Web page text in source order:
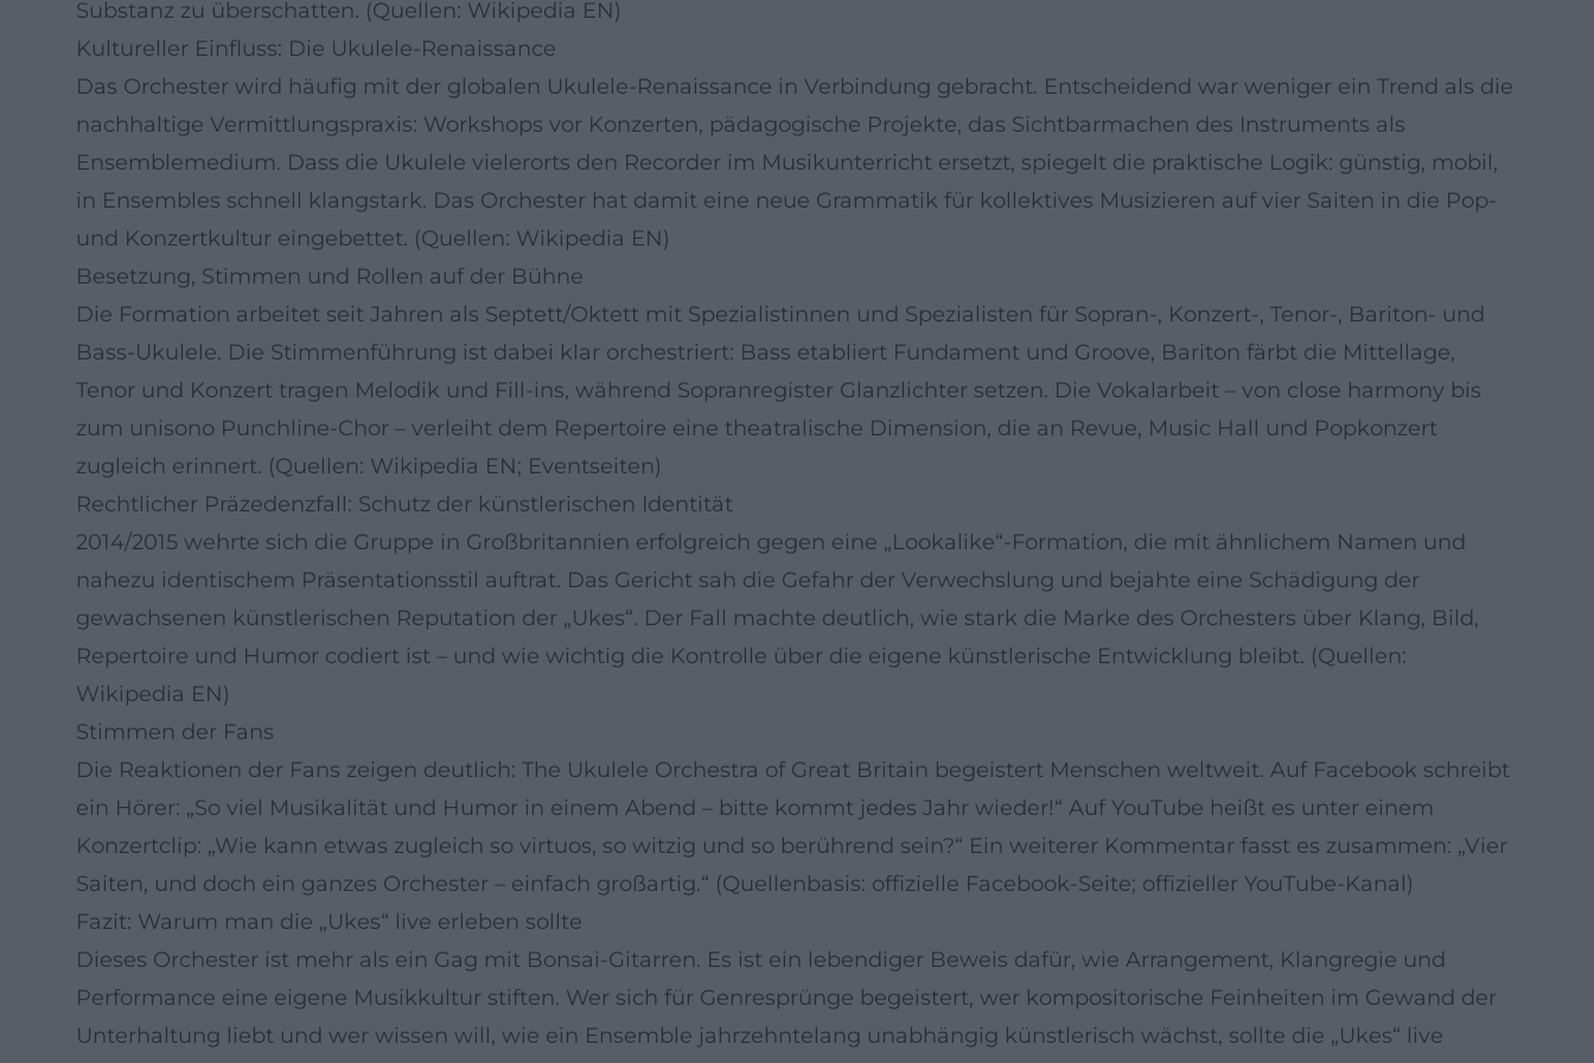
Substanz zu überschatten. (Quellen: Wikipedia EN)
Kultureller Einfluss: Die Ukulele-Renaissance
Das Orchester wird häufig mit der globalen Ukulele-Renaissance in Verbindung gebracht. Entscheidend war weniger ein Trend als die
nachhaltige Vermittlungspraxis: Workshops vor Konzerten, pädagogische Projekte, das Sichtbarmachen des Instruments als
Ensemblemedium. Dass die Ukulele vielerorts den Recorder im Musikunterricht ersetzt, spiegelt die praktische Logik: günstig, mobil,
in Ensembles schnell klangstark. Das Orchester hat damit eine neue Grammatik für kollektives Musizieren auf vier Saiten in die Pop-
und Konzertkultur eingebettet. (Quellen: Wikipedia EN)
Besetzung, Stimmen und Rollen auf der Bühne
Die Formation arbeitet seit Jahren als Septett/Oktett mit Spezialistinnen und Spezialisten für Sopran-, Konzert-, Tenor-, Bariton- und
Bass-Ukulele. Die Stimmenführung ist dabei klar orchestriert: Bass etabliert Fundament und Groove, Bariton färbt die Mittellage,
Tenor und Konzert tragen Melodik und Fill-ins, während Sopranregister Glanzlichter setzen. Die Vokalarbeit – von close harmony bis
zum unisono Punchline-Chor – verleiht dem Repertoire eine theatralische Dimension, die an Revue, Music Hall und Popkonzert
zugleich erinnert. (Quellen: Wikipedia EN; Eventseiten)
Rechtlicher Präzedenzfall: Schutz der künstlerischen Identität
2014/2015 wehrte sich die Gruppe in Großbritannien erfolgreich gegen eine „Lookalike“-Formation, die mit ähnlichem Namen und
nahezu identischem Präsentationsstil auftrat. Das Gericht sah die Gefahr der Verwechslung und bejahte eine Schädigung der
gewachsenen künstlerischen Reputation der „Ukes“. Der Fall machte deutlich, wie stark die Marke des Orchesters über Klang, Bild,
Repertoire und Humor codiert ist – und wie wichtig die Kontrolle über die eigene künstlerische Entwicklung bleibt. (Quellen:
Wikipedia EN)
Stimmen der Fans
Die Reaktionen der Fans zeigen deutlich: The Ukulele Orchestra of Great Britain begeistert Menschen weltweit. Auf Facebook schreibt
ein Hörer: „So viel Musikalität und Humor in einem Abend – bitte kommt jedes Jahr wieder!“ Auf YouTube heißt es unter einem
Konzertclip: „Wie kann etwas zugleich so virtuos, so witzig und so berührend sein?“ Ein weiterer Kommentar fasst es zusammen: „Vier
Saiten, und doch ein ganzes Orchester – einfach großartig.“ (Quellenbasis: offizielle Facebook-Seite; offizieller YouTube-Kanal)
Fazit: Warum man die „Ukes“ live erleben sollte
Dieses Orchester ist mehr als ein Gag mit Bonsai-Gitarren. Es ist ein lebendiger Beweis dafür, wie Arrangement, Klangregie und
Performance eine eigene Musikkultur stiften. Wer sich für Genresprünge begeistert, wer kompositorische Feinheiten im Gewand der
Unterhaltung liebt und wer wissen will, wie ein Ensemble jahrzehntelang unabhängig künstlerisch wächst, sollte die „Ukes“ live